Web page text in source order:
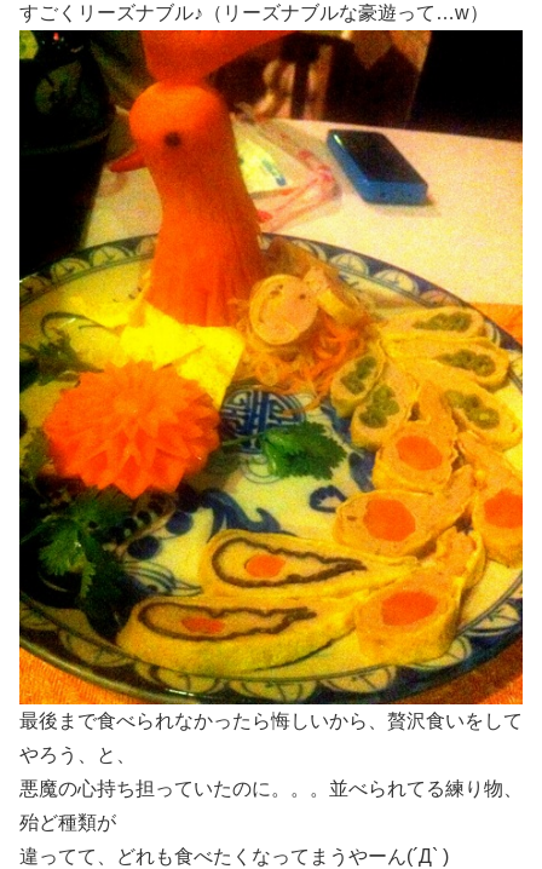
すごくリーズナブル♪（リーズナブルな豪遊って…w）
最後まで食べられなかったら悔しいから、贅沢食いをして
やろう、と、
悪魔の心持ち担っていたのに。。。並べられてる練り物、
殆ど種類が
違ってて、どれも食べたくなってまうやーん(´Д` )